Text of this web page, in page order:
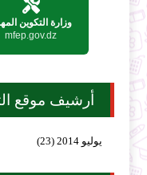
وزارة التكوين
mfep.gov.dz
أرشيف موقع